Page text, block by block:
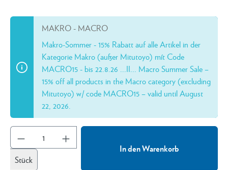
MAKRO - MACRO
Makro-Sommer - 15% Rabatt auf alle Artikel in der
Kategorie Makro (außer Mitutoyo) mít Code
MACRO15 - bis 22.8.26 ...II... Macro Summer Sale –
15% off all products in the Macro category (excluding
Mitutoyo) w/ code MACRO15 – valid until August
22, 2026.
Stück
In den Warenkorb